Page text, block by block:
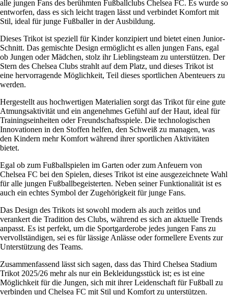
alle jungen Fans des berühmten Fußballclubs Chelsea FC. Es wurde so
entworfen, dass es sich leicht tragen lässt und verbindet Komfort mit
Stil, ideal für junge Fußballer in der Ausbildung.
Dieses Trikot ist speziell für Kinder konzipiert und bietet einen Junior-
Schnitt. Das gemischte Design ermöglicht es allen jungen Fans, egal
ob Jungen oder Mädchen, stolz ihr Lieblingsteam zu unterstützen. Der
Stern des Chelsea Clubs strahlt auf dem Platz, und dieses Trikot ist
eine hervorragende Möglichkeit, Teil dieses sportlichen Abenteuers zu
werden.
Hergestellt aus hochwertigen Materialien sorgt das Trikot für eine gute
Atmungsaktivität und ein angenehmes Gefühl auf der Haut, ideal für
Trainingseinheiten oder Freundschaftsspiele. Die technologischen
Innovationen in den Stoffen helfen, den Schweiß zu managen, was
den Kindern mehr Komfort während ihrer sportlichen Aktivitäten
bietet.
Egal ob zum Fußballspielen im Garten oder zum Anfeuern von
Chelsea FC bei den Spielen, dieses Trikot ist eine ausgezeichnete Wahl
für alle jungen Fußballbegeisterten. Neben seiner Funktionalität ist es
auch ein echtes Symbol der Zugehörigkeit für junge Fans.
Das Design des Trikots ist sowohl modern als auch zeitlos und
verankert die Tradition des Clubs, während es sich an aktuelle Trends
anpasst. Es ist perfekt, um die Sportgarderobe jedes jungen Fans zu
vervollständigen, sei es für lässige Anlässe oder formellere Events zur
Unterstützung des Teams.
Zusammenfassend lässt sich sagen, dass das Third Chelsea Stadium
Trikot 2025/26 mehr als nur ein Bekleidungsstück ist; es ist eine
Möglichkeit für die Jungen, sich mit ihrer Leidenschaft für Fußball zu
verbinden und Chelsea FC mit Stil und Komfort zu unterstützen.